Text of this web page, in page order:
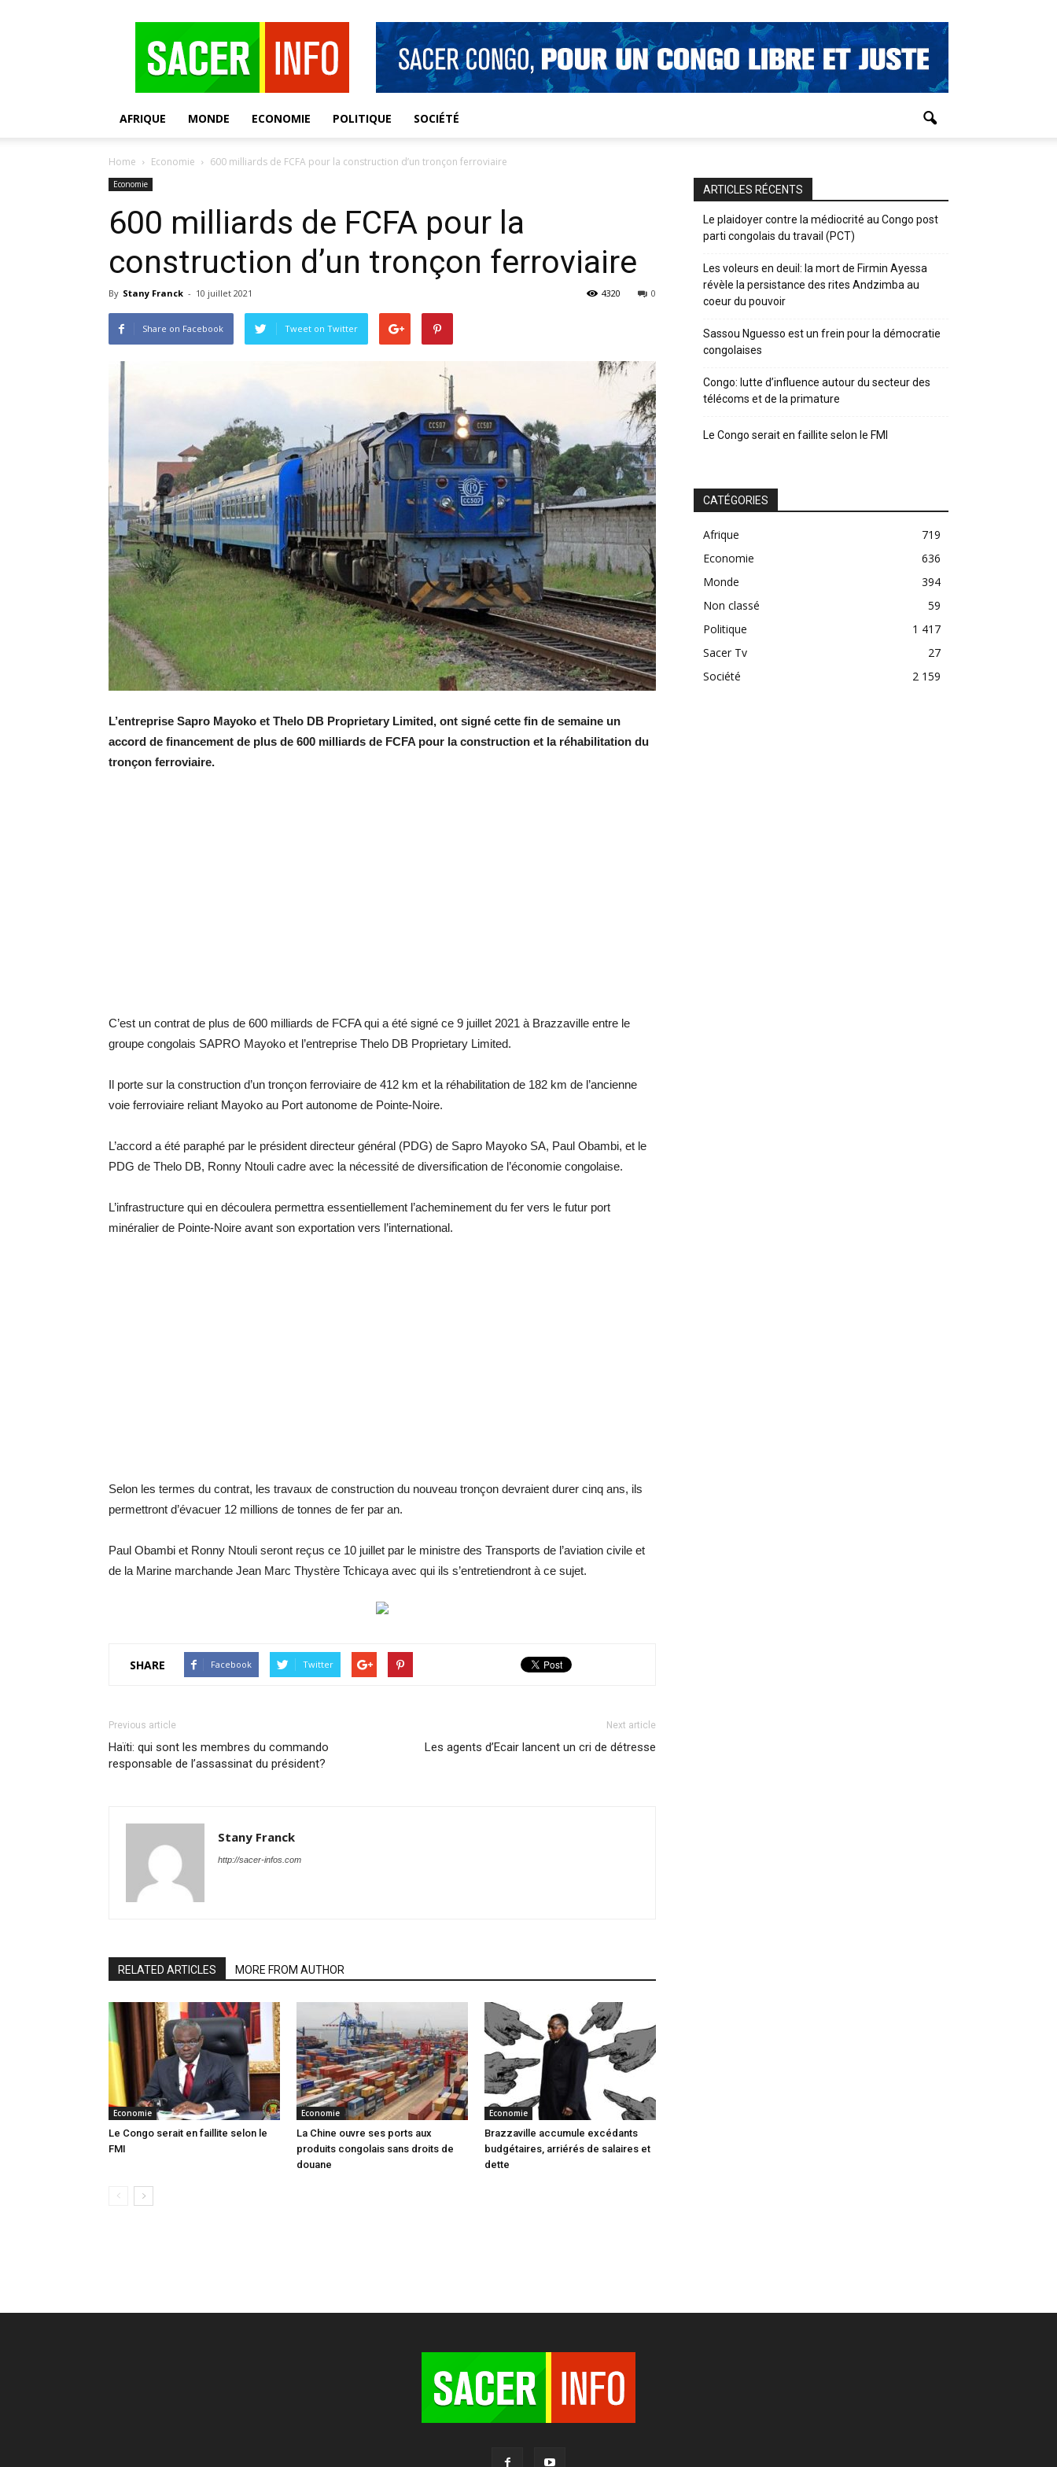
AFRIQUE MONDE ECONOMIE POLITIQUE SOCIÉTÉ
Home Economie 600 milliards de FCFA pour la construction d’un tronçon ferroviaire
Economie
600 milliards de FCFA pour la
construction d’un tronçon ferroviaire
By Stany Franck - 10 juillet 2021 0
4320
Share on Facebook Tweet on Twitter
L’entreprise Sapro Mayoko et Thelo DB Proprietary Limited, ont signé cette fin de semaine un
accord de financement de plus de 600 milliards de FCFA pour la construction et la réhabilitation du
tronçon ferroviaire.
C’est un contrat de plus de 600 milliards de FCFA qui a été signé ce 9 juillet 2021 à Brazzaville entre le
groupe congolais SAPRO Mayoko et l’entreprise Thelo DB Proprietary Limited.
Il porte sur la construction d’un tronçon ferroviaire de 412 km et la réhabilitation de 182 km de l’ancienne
voie ferroviaire reliant Mayoko au Port autonome de Pointe-Noire.
L’accord a été paraphé par le président directeur général (PDG) de Sapro Mayoko SA, Paul Obambi, et le
PDG de Thelo DB, Ronny Ntouli cadre avec la nécessité de diversification de l’économie congolaise.
L’infrastructure qui en découlera permettra essentiellement l’acheminement du fer vers le futur port
minéralier de Pointe-Noire avant son exportation vers l’international.
Selon les termes du contrat, les travaux de construction du nouveau tronçon devraient durer cinq ans, ils
permettront d’évacuer 12 millions de tonnes de fer par an.
Paul Obambi et Ronny Ntouli seront reçus ce 10 juillet par le ministre des Transports de l’aviation civile et
de la Marine marchande Jean Marc Thystère Tchicaya avec qui ils s’entretiendront à ce sujet.
SHARE Facebook Twitter
Previous article
Haïti: qui sont les membres du commando
responsable de l’assassinat du président?
Next article
Les agents d’Ecair lancent un cri de détresse
Stany Franck
http://sacer-infos.com
RELATED ARTICLES MORE FROM AUTHOR
Economie
Le Congo serait en faillite selon le
FMI
Economie
La Chine ouvre ses ports aux
produits congolais sans droits de
douane
Economie
Brazzaville accumule excédants
budgétaires, arriérés de salaires et
dette
ARTICLES RÉCENTS
Le plaidoyer contre la médiocrité au Congo post
parti congolais du travail (PCT)
Les voleurs en deuil: la mort de Firmin Ayessa
révèle la persistance des rites Andzimba au
coeur du pouvoir
Sassou Nguesso est un frein pour la démocratie
congolaises
Congo: lutte d’influence autour du secteur des
télécoms et de la primature
Le Congo serait en faillite selon le FMI
CATÉGORIES
Afrique
719
Economie
636
Monde
394
Non classé
59
Politique
1 417
Sacer Tv
27
Société
2 159